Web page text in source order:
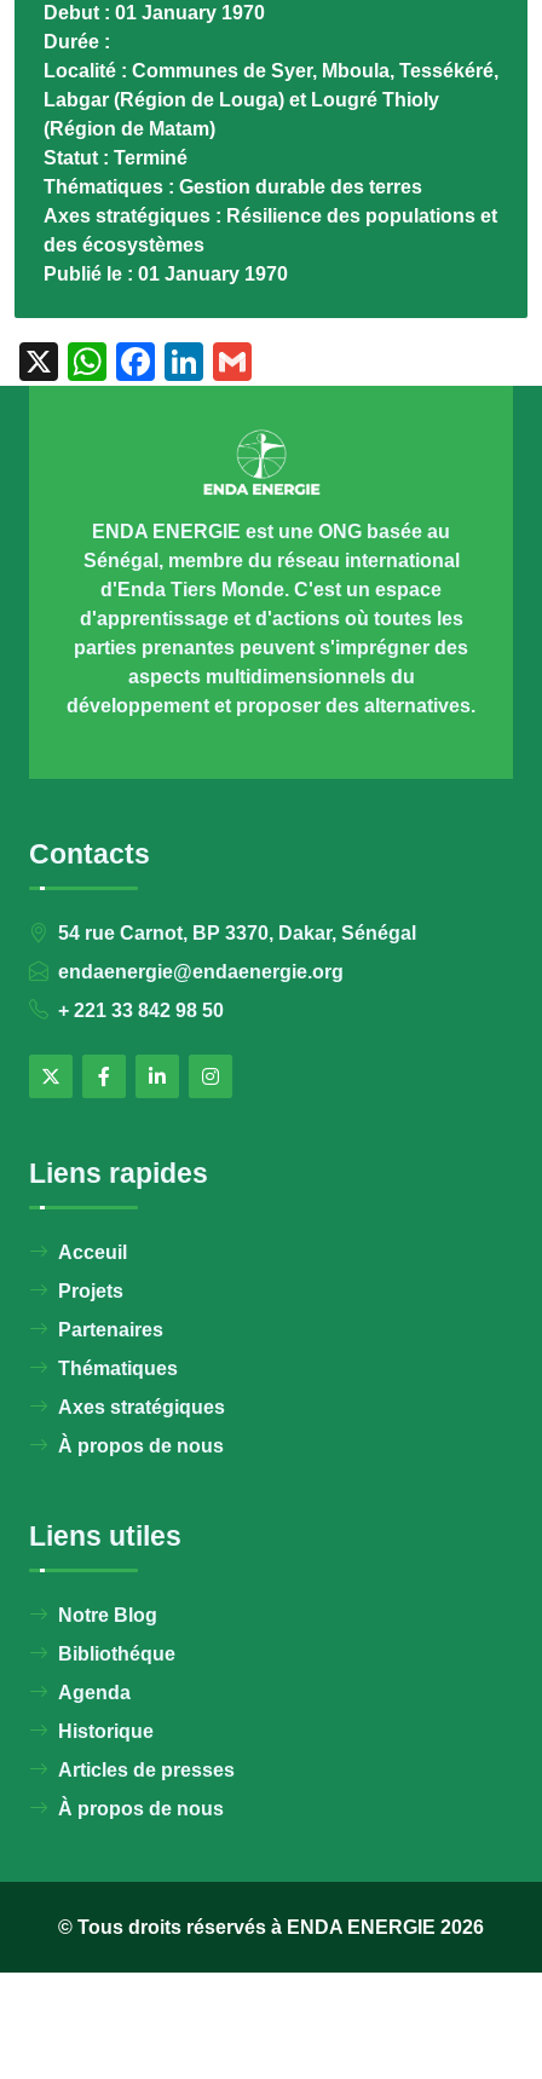
Debut : 01 January 1970
Durée :
Localité : Communes de Syer, Mboula, Tessékéré,
Labgar (Région de Louga) et Lougré Thioly
(Région de Matam)
Statut : Terminé
Thématiques : Gestion durable des terres
Axes stratégiques : Résilience des populations et
des écosystèmes
Publié le : 01 January 1970
X WhatsAppFacebook
LinkedIn
ENDA ENERGIE est une ONG basée au
Sénégal, membre du réseau international
d'Enda Tiers Monde. C'est un espace
d'apprentissage et d'actions où toutes les
parties prenantes peuvent s'imprégner des
aspects multidimensionnels du
développement et proposer des alternatives.
Contacts
54 rue Carnot, BP 3370, Dakar, Sénégal
endaenergie@endaenergie.org
+ 221 33 842 98 50
Liens rapides
Acceuil
Projets
Partenaires
Thématiques
Axes stratégiques
À propos de nous
Liens utiles
Notre Blog
Bibliothéque
Agenda
Historique
Articles de presses
À propos de nous
© Tous droits réservés à ENDA ENERGIE 2026